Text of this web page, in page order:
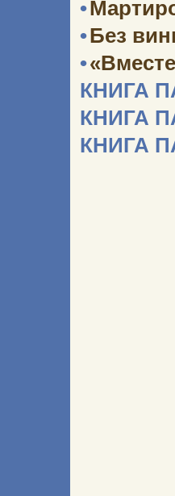
•
•Без
•
КНИГА
КНИГА
КНИГА